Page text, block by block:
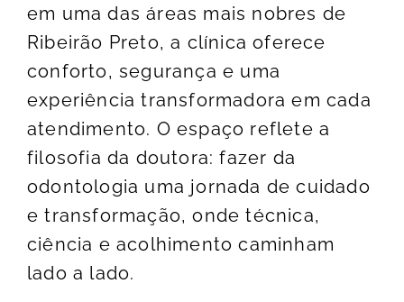
em uma das áreas mais nobres de
Ribeirão Preto, a clínica oferece
conforto, segurança e uma
experiência transformadora em cada
atendimento. O espaço reflete a
filosofia da doutora: fazer da
odontologia uma jornada de cuidado
e transformação, onde técnica,
ciência e acolhimento caminham
lado a lado.